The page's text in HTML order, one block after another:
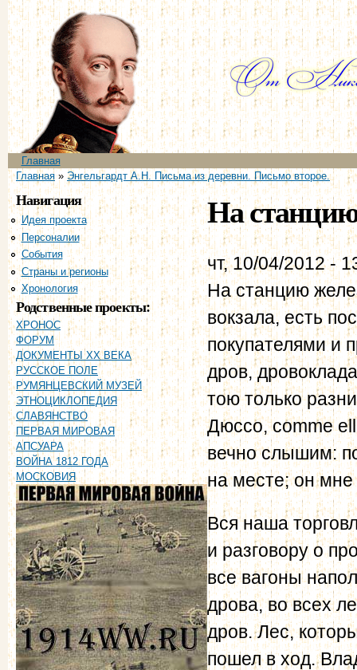
Главное меню
Главная
Вы здесь
Главная» Энгельгардт А.Н. Письма из деревни. Письмо второе.
Навигация
Идея проекта
Персоналии
События
Страны и регионы
Хронология
Родственные проекты:
ХРОНОС
ФОРУМ
ДОКУМЕНТЫ XX ВЕКА
РУССКОЕ ПОЛЕ
РУМЯНЦЕВСКИЙ МУЗЕЙ
ЭТНОЦИКЛОПЕДИЯ
СЛАВЯНСТВО
ПЕРВАЯ МИРОВАЯ
АПСУАРА
ВОЙНА 1812 ГОДА
МОСКОВИЯ
На станцию
чт, 10/04/2012 -
На станцию
вокзала, есть
покупателями и
дров,
тою только
Дюссо, comme
вечно слышим:
на месте; он мне
Вся наша
и разговору о
все вагоны
дрова, во всех
дров. Лес,
пошел в ход.